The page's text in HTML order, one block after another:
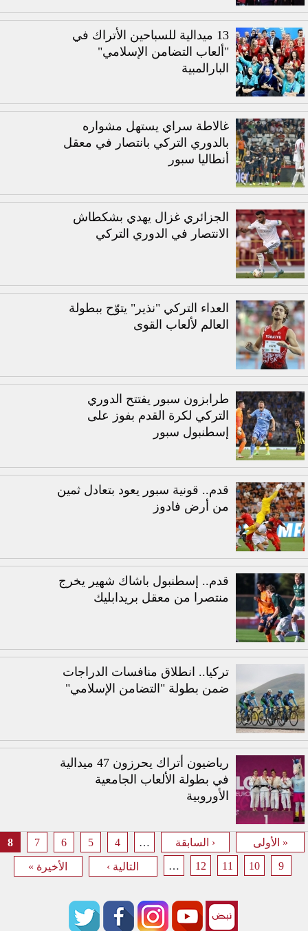
13 ميدالية للسباحين الأتراك في
"ألعاب التضامن الإسلامي"
البارالمبية
غالاطة سراي يستهل مشواره
بالدوري التركي بانتصار في معقل
أنطاليا سبور
الجزائري غزال يهدي بشكطاش
الانتصار في الدوري التركي
العداء التركي "نذير" يتوّح ببطولة
العالم لألعاب القوى
طرابزون سبور يفتتح الدوري
التركي لكرة القدم بفوز على
إسطنبول سبور
قدم.. قونية سبور يعود بتعادل ثمين
من أرض فادوز
قدم.. إسطنبول باشاك شهير يخرج
منتصرا من معقل بريدابليك
تركيا.. انطلاق منافسات الدراجات
ضمن بطولة "التضامن الإسلامي"
رياضيون أتراك يحرزون 47 ميدالية
في بطولة الألعاب الجامعية
الأوروبية
الصفحات
« الأولى ‹ السابقة …
4
5
6
7
8
9
10
11
12
… التالية › الأخيرة »